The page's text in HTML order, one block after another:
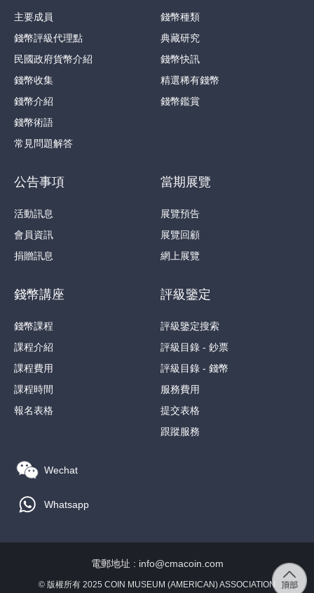
主要成員
錢幣評級代理點
民國政府貨幣介紹
錢幣收集
錢幣介紹
錢幣術語
常見問題解答
錢幣種類
典藏研究
錢幣快訊
精選稀有錢幣
錢幣鑑賞
公告事項
活動訊息
會員資訊
捐贈訊息
當期展覽
展覽預告
展覽回顧
網上展覽
錢幣講座
錢幣課程
課程介紹
課程費用
課程時間
報名表格
評級鑒定
評級鑒定搜索
評級目錄 - 鈔票
評級目錄 - 錢幣
服務費用
提交表格
跟蹤服務
Wechat
Whatsapp
電郵地址 : info@cmacoin.com
© 版權所有 2025 COIN MUSEUM (AMERICAN) ASSOCIATION